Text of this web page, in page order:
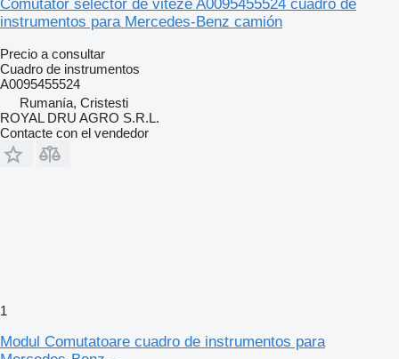
Comutator selector de viteze A0095455524 cuadro de
instrumentos para Mercedes-Benz camión
Precio a consultar
Cuadro de instrumentos
A0095455524
Rumanía, Cristesti
ROYAL DRU AGRO S.R.L.
Contacte con el vendedor
1
Modul Comutatoare cuadro de instrumentos para